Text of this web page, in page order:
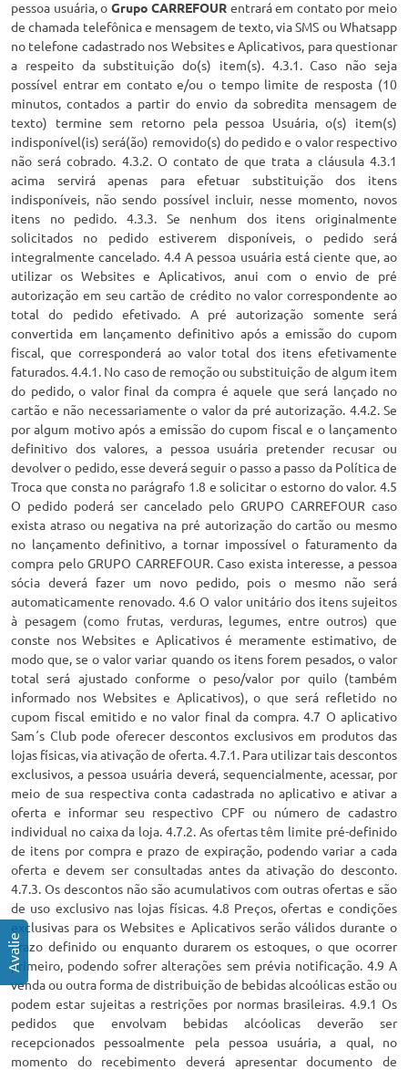
pessoa usuária, o Grupo CARREFOUR entrará em contato por meio
de chamada telefônica e mensagem de texto, via SMS ou Whatsapp
no telefone cadastrado nos Websites e Aplicativos, para questionar
a respeito da substituição do(s) item(s). 4.3.1. Caso não seja
possível entrar em contato e/ou o tempo limite de resposta (10
minutos, contados a partir do envio da sobredita mensagem de
texto) termine sem retorno pela pessoa Usuária, o(s) item(s)
indisponível(is) será(ão) removido(s) do pedido e o valor respectivo
não será cobrado. 4.3.2. O contato de que trata a cláusula 4.3.1
acima servirá apenas para efetuar substituição dos itens
indisponíveis, não sendo possível incluir, nesse momento, novos
itens no pedido. 4.3.3. Se nenhum dos itens originalmente
solicitados no pedido estiverem disponíveis, o pedido será
integralmente cancelado. 4.4 A pessoa usuária está ciente que, ao
utilizar os Websites e Aplicativos, anui com o envio de pré
autorização em seu cartão de crédito no valor correspondente ao
total do pedido efetivado. A pré autorização somente será
convertida em lançamento definitivo após a emissão do cupom
fiscal, que corresponderá ao valor total dos itens efetivamente
faturados. 4.4.1. No caso de remoção ou substituição de algum item
do pedido, o valor final da compra é aquele que será lançado no
cartão e não necessariamente o valor da pré autorização. 4.4.2. Se
por algum motivo após a emissão do cupom fiscal e o lançamento
definitivo dos valores, a pessoa usuária pretender recusar ou
devolver o pedido, esse deverá seguir o passo a passo da Política de
Troca que consta no parágrafo 1.8 e solicitar o estorno do valor. 4.5
O pedido poderá ser cancelado pelo GRUPO CARREFOUR caso
exista atraso ou negativa na pré autorização do cartão ou mesmo
no lançamento definitivo, a tornar impossível o faturamento da
compra pelo GRUPO CARREFOUR. Caso exista interesse, a pessoa
sócia deverá fazer um novo pedido, pois o mesmo não será
automaticamente renovado. 4.6 O valor unitário dos itens sujeitos
à pesagem (como frutas, verduras, legumes, entre outros) que
conste nos Websites e Aplicativos é meramente estimativo, de
modo que, se o valor variar quando os itens forem pesados, o valor
total será ajustado conforme o peso/valor por quilo (também
informado nos Websites e Aplicativos), o que será refletido no
cupom fiscal emitido e no valor final da compra. 4.7 O aplicativo
Sam´s Club pode oferecer descontos exclusivos em produtos das
lojas físicas, via ativação de oferta. 4.7.1. Para utilizar tais descontos
exclusivos, a pessoa usuária deverá, sequencialmente, acessar, por
meio de sua respectiva conta cadastrada no aplicativo e ativar a
oferta e informar seu respectivo CPF ou número de cadastro
individual no caixa da loja. 4.7.2. As ofertas têm limite pré-definido
de itens por compra e prazo de expiração, podendo variar a cada
oferta e devem ser consultadas antes da ativação do desconto.
4.7.3. Os descontos não são acumulativos com outras ofertas e são
de uso exclusivo nas lojas físicas. 4.8 Preços, ofertas e condições
exclusivas para os Websites e Aplicativos serão válidos durante o
prazo definido ou enquanto durarem os estoques, o que ocorrer
primeiro, podendo sofrer alterações sem prévia notificação. 4.9 A
venda ou outra forma de distribuição de bebidas alcoólicas estão ou
podem estar sujeitas a restrições por normas brasileiras. 4.9.1 Os
pedidos que envolvam bebidas alcóolicas deverão ser
recepcionados pessoalmente pela pessoa usuária, a qual, no
momento do recebimento deverá apresentar documento de